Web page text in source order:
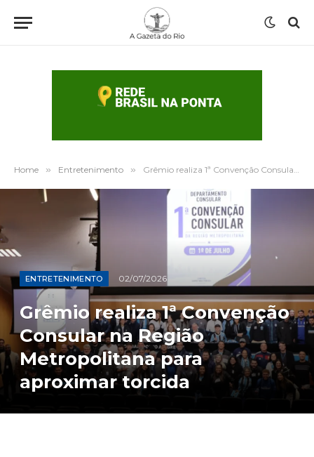
Home » Entretenimento » Grêmio realiza 1ª Convenção Consular na Região Metropolitana para aproximar torcida
ENTRETENIMENTO 02/07/2026
Grêmio realiza 1ª Convenção
Consular na Região
Metropolitana para
aproximar torcida